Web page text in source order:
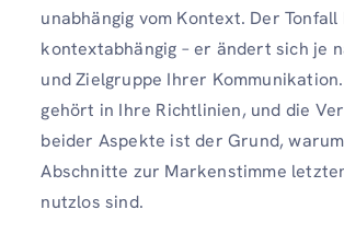
unabhängig vom Kontext. Der Tonfall
kontextabhängig – er ändert sich je
und Zielgruppe Ihrer
gehört in Ihre Richtlinien, und die
beider Aspekte ist der Grund,
Abschnitte zur Markenstimme
nutzlos sind.